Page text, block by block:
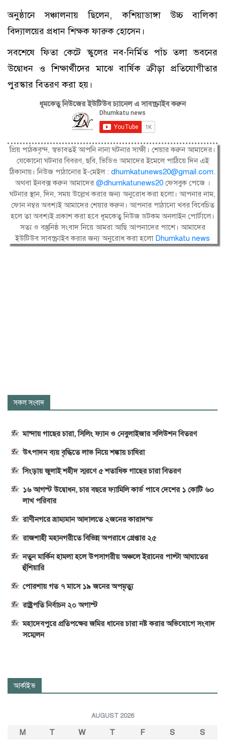
অনুষ্ঠানে সঞ্চালনায় ছিলেন, কশিয়াডাঙ্গা উচ্চ বালিকা
বিদ্যালয়ের প্রধান শিক্ষক ফারুক হোসেন।
সবশেষে ফিতা কেটে স্কুলের নব-নির্মিত পাঁচ তলা ভবনের
উদ্বোধন ও শিক্ষার্থীদের মাঝে বার্ষিক ক্রীড়া প্রতিযোগীতার
পুরস্কার বিতরণ করা হয়।
ধূমকেতু নিউজের ইউটিউব চ্যানেল এ সাবস্ক্রাইব করুন
প্রিয় পাঠকবৃন্দ, স্বভাবতই আপনি নানা ঘটনার সাক্ষী। শেয়ার করুন আমাদের।
যেকোনো ঘটনার বিবরণ, ছবি, ভিডিও আমাদের ইমেলে পাঠিয়ে দিন এই
ঠিকানায়। নিউজ পাঠানোর ই-মেইল : dhumkatunews20@gmail.com.
অথবা ইনবক্স করুন আমাদের@dhumkatunews20 ফেসবুক পেজে ।
ঘটনার স্থান, দিন, সময় উল্লেখ করার জন্য অনুরোধ করা হলো। আপনার নাম,
ফোন নম্বর অবশ্যই আমাদের শেয়ার করুন। আপনার পাঠানো খবর বিবেচিত
হলে তা অবশ্যই প্রকাশ করা হবে ধূমকেতু নিউজ ডটকম অনলাইন পোর্টালে।
সত্য ও বস্তুনিষ্ঠ সংবাদ নিয়ে আমরা আছি আপনাদের পাশে। আমাদের
ইউটিউব সাবস্ক্রাইব করার জন্য অনুরোধ করা হলো Dhumkatu news
সকল সংবাদ
মান্দায় গাছের চারা, সিলিং ফ্যান ও নেবুলাইজার সলিউশন বিতরণ
উৎপাদন ব্যয় বৃদ্ধিতে লাভ নিয়ে শঙ্কায় চাষিরা
সিংড়ায় জুলাই শহীদ স্মরণে ৫ শতাধিক গাছের চারা বিতরণ
১৬ আগস্ট উদ্বোধন, চার বছরে ফ্যামিলি কার্ড পাবে দেশের ১ কোটি ৬০
লাখ পরিবার
রাণীনগরে ভ্রাম্যমান আদালতে ২জনের কারাদন্ড
রাজশাহী মহানগরীতে বিভিন্ন অপরাধে গ্রেপ্তার ২৫
নতুন মার্কিন হামলা হলে উপসাগরীয় অঞ্চলে ইরানের পাল্টা আঘাতের
হুঁশিয়ারি
পোরশায় গত ৭ মাসে ১৯ জনের অপমৃত্যু
রাষ্ট্রপতি নির্বাচন ২০ অগাস্ট
মহাদেবপুরে প্রতিপক্ষের জমির ধানের চারা নষ্ট করার অভিযোগে সংবাদ
সম্মেলন
আর্কাইভ
AUGUST 2026
M T W T F S S